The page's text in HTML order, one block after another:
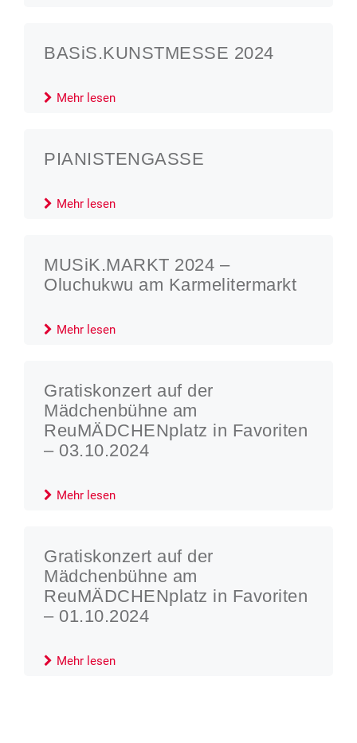
BASiS.KUNSTMESSE 2024
Mehr lesen
PIANISTENGASSE
Mehr lesen
MUSiK.MARKT 2024 –
Oluchukwu am Karmelitermarkt
Mehr lesen
Gratiskonzert auf der
Mädchenbühne am
ReuMÄDCHENplatz in Favoriten
– 03.10.2024
Mehr lesen
Gratiskonzert auf der
Mädchenbühne am
ReuMÄDCHENplatz in Favoriten
– 01.10.2024
Mehr lesen